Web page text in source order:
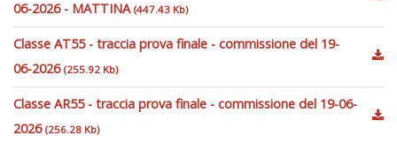
06-2026 - MATTINA (447.43 Kb)
Classe AT55 - traccia prova finale - commissione del 19-
06-2026 (255.92 Kb)
Classe AR55 - traccia prova finale - commissione del 19-06-
2026 (256.28 Kb)